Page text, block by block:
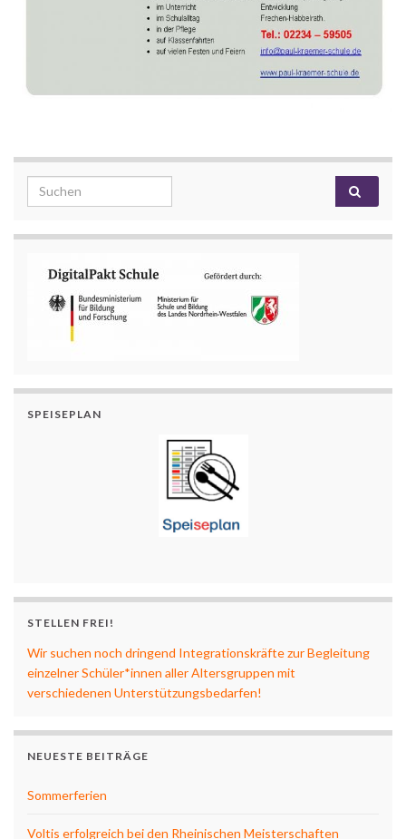
Search for:
SPEISEPLAN
STELLEN FREI!
Wir suchen noch dringend Integrationskräfte zur Begleitung
einzelner Schüler*innen aller Altersgruppen mit
verschiedenen Unterstützungsbedarfen!
NEUESTE BEITRÄGE
Sommerferien
Voltis erfolgreich bei den Rheinischen Meisterschaften